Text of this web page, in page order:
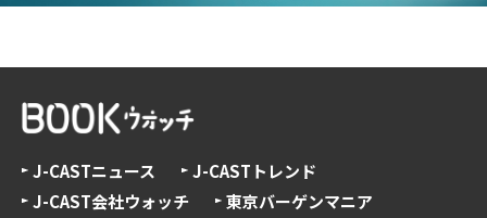
J-CASTニュース
J-CASTトレンド
J-CAST会社ウォッチ
東京バーゲンマニア